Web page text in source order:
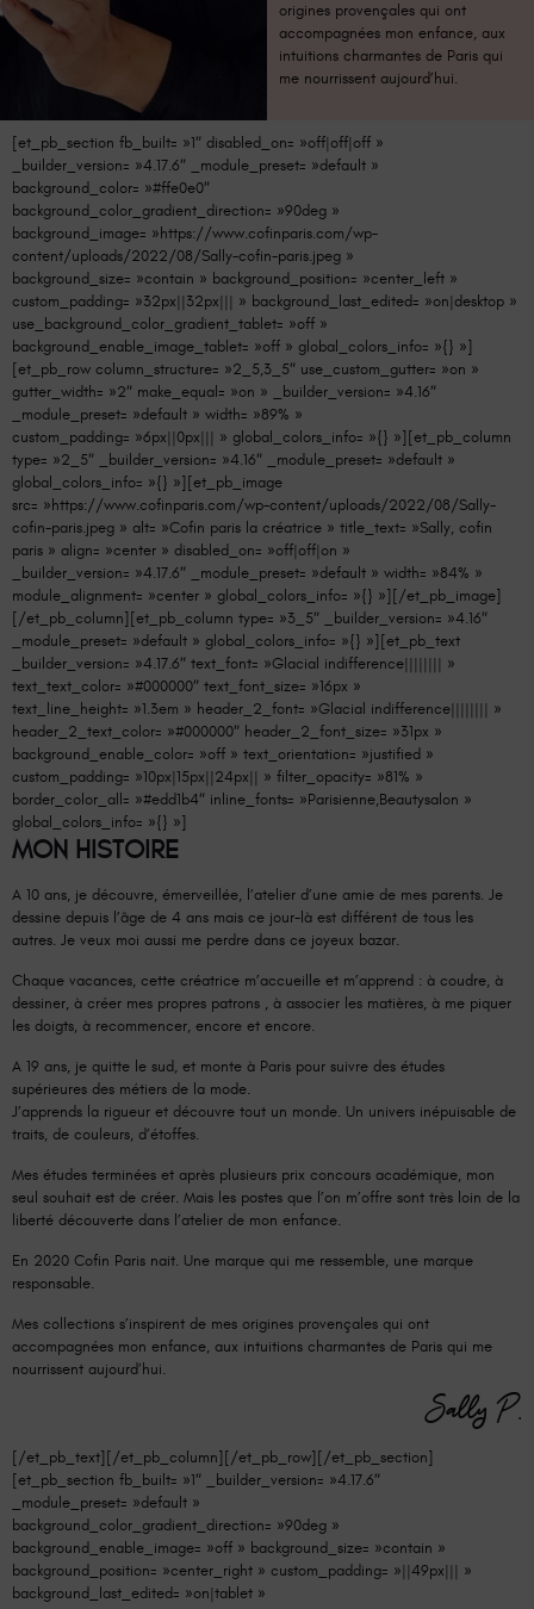
origines provençales qui ont
accompagnées mon enfance, aux
intuitions charmantes de Paris qui
me nourrissent aujourd’hui.
[et_pb_section fb_built= »1″ disabled_on= »off|off|off »
_builder_version= »4.17.6″ _module_preset= »default »
background_color= »#ffe0e0″
background_color_gradient_direction= »90deg »
background_image= »https://www.cofinparis.com/wp-
content/uploads/2022/08/Sally-cofin-paris.jpeg »
background_size= »contain » background_position= »center_left »
custom_padding= »32px||32px||| » background_last_edited= »on|desktop »
use_background_color_gradient_tablet= »off »
background_enable_image_tablet= »off » global_colors_info= »{} »]
[et_pb_row column_structure= »2_5,3_5″ use_custom_gutter= »on »
gutter_width= »2″ make_equal= »on » _builder_version= »4.16″
_module_preset= »default » width= »89% »
custom_padding= »6px||0px||| » global_colors_info= »{} »][et_pb_column
type= »2_5″ _builder_version= »4.16″ _module_preset= »default »
global_colors_info= »{} »][et_pb_image
src= »https://www.cofinparis.com/wp-content/uploads/2022/08/Sally-
cofin-paris.jpeg » alt= »Cofin paris la créatrice » title_text= »Sally, cofin
paris » align= »center » disabled_on= »off|off|on »
_builder_version= »4.17.6″ _module_preset= »default » width= »84% »
module_alignment= »center » global_colors_info= »{} »][/et_pb_image]
[/et_pb_column][et_pb_column type= »3_5″ _builder_version= »4.16″
_module_preset= »default » global_colors_info= »{} »][et_pb_text
_builder_version= »4.17.6″ text_font= »Glacial indifference|||||||| »
text_text_color= »#000000″ text_font_size= »16px »
text_line_height= »1.3em » header_2_font= »Glacial indifference|||||||| »
header_2_text_color= »#000000″ header_2_font_size= »31px »
background_enable_color= »off » text_orientation= »justified »
custom_padding= »10px|15px||24px|| » filter_opacity= »81% »
border_color_all= »#edd1b4″ inline_fonts= »Parisienne,Beautysalon »
global_colors_info= »{} »]
MON HISTOIRE
A 10 ans, je découvre, émerveillée, l’atelier d’une amie de mes parents. Je
dessine depuis l’âge de 4 ans mais ce jour-là est différent de tous les
autres. Je veux moi aussi me perdre dans ce joyeux bazar.
Chaque vacances, cette créatrice m’accueille et m’apprend : à coudre, à
dessiner, à créer mes propres patrons , à associer les matières, à me piquer
les doigts, à recommencer, encore et encore.
A 19 ans, je quitte le sud, et monte à Paris pour suivre des études
supérieures des métiers de la mode.
J’apprends la rigueur et découvre tout un monde. Un univers inépuisable de
traits, de couleurs, d’étoffes.
Mes études terminées et après plusieurs prix concours académique, mon
seul souhait est de créer. Mais les postes que l’on m’offre sont très loin de la
liberté découverte dans l’atelier de mon enfance.
En 2020 Cofin Paris nait. Une marque qui me ressemble, une marque
responsable.
Mes collections s’inspirent de mes origines provençales qui ont
accompagnées mon enfance, aux intuitions charmantes de Paris qui me
nourrissent aujourd’hui.
Sally P.
[/et_pb_text][/et_pb_column][/et_pb_row][/et_pb_section]
[et_pb_section fb_built= »1″ _builder_version= »4.17.6″
_module_preset= »default »
background_color_gradient_direction= »90deg »
background_enable_image= »off » background_size= »contain »
background_position= »center_right » custom_padding= »||49px||| »
background_last_edited= »on|tablet »